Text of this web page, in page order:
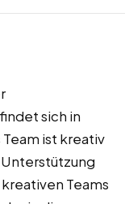
sich in
ist kreativ
Teams